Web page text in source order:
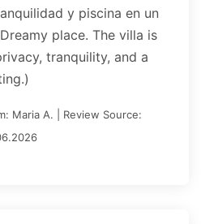
y piscina en un
place. The villa is
tranquility, and a
Maria A. | Review Source: